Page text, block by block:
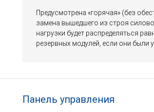
Предусмотрена «горячая» (без
замена вышедшего из строя
нагрузки будет распределяться
резервных модулей, если они были
Панель управления